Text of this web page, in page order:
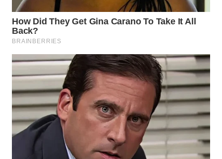
TANJUNG
LESUNG
WN
KARO
WN
SIMALUNGUN
WN
LABUHANBATU